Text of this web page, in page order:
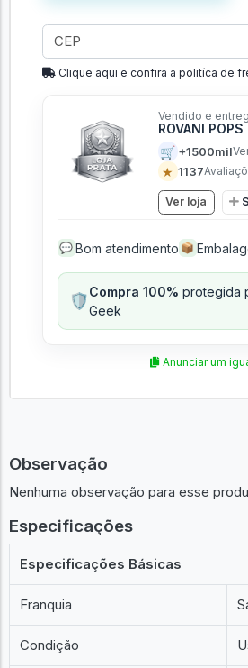
Clique aqui e confira a politíca de
Vendido e
ROVANI POPS
🛒 +1500mil
★ 1137
Ver loja
💬 Bom atendimento 📦
🛡️Compra 100% protegida
Geek
Anunciar um
Observação
Nenhuma observação para esse
Especificações
Especificações Básicas
Franquia
Condição